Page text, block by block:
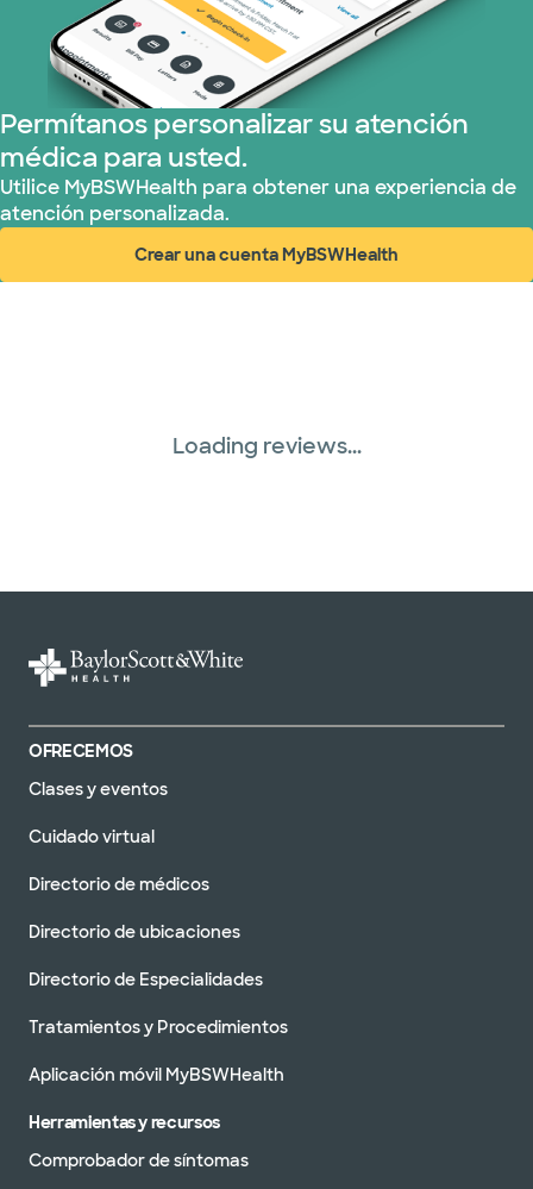
Tricare (3 planes)
TriWest HealthCare (1 planes)
United HealthCare (33 planes)
WellMed (15 planes)
Permítanos personalizar su atención
médica para usted.
Utilice MyBSWHealth para obtener una experiencia de
atención personalizada.
Crear una cuenta MyBSWHealth
(abre en ventana nueva)
Loading reviews...
OFRECEMOS
Clases y eventos
Cuidado virtual
Directorio de médicos
Directorio de ubicaciones
Directorio de Especialidades
Tratamientos y Procedimientos
Aplicación móvil MyBSWHealth
Herramientas y recursos
Comprobador de síntomas